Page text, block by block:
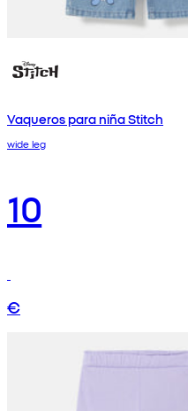
Vaqueros para niña Stitch
wide leg
10
€